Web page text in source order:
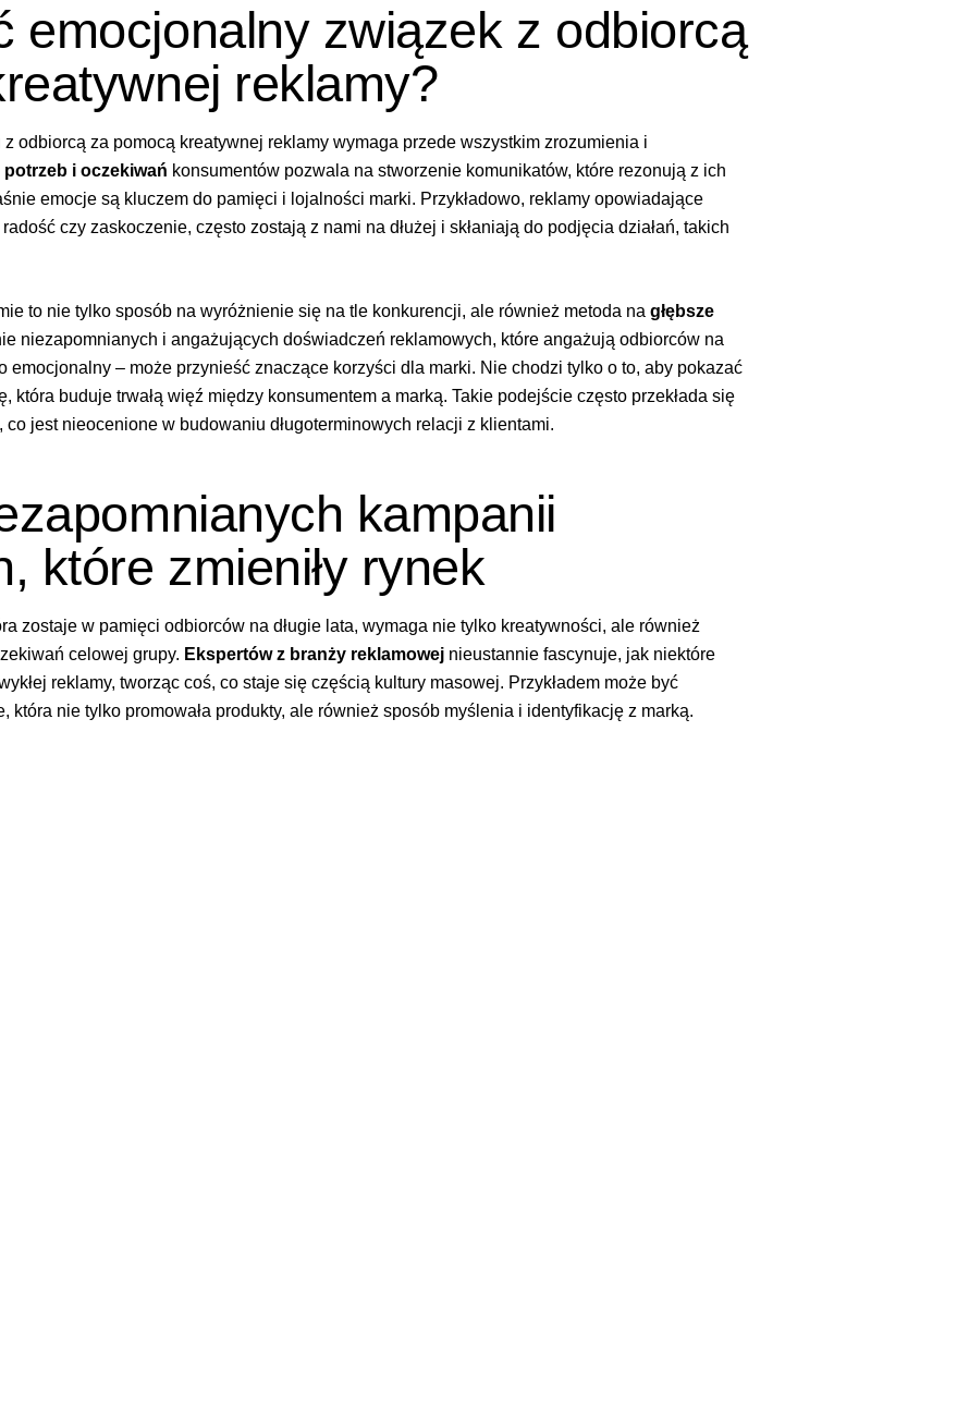
emocjonalny związek z odbiorcą
reklamy?
odbiorcą za pomocą kreatywnej reklamy wymaga przede wszystkim zrozumienia i
i oczekiwań konsumentów pozwala na stworzenie komunikatów, które rezonują z ich
emocje są kluczem do pamięci i lojalności marki. Przykładowo, reklamy opowiadające
czy zaskoczenie, często zostają z nami na dłużej i skłaniają do podjęcia działań, takich
to nie tylko sposób na wyróżnienie się na tle konkurencji, ale również metoda na głębsze
niezapomnianych i angażujących doświadczeń reklamowych, które angażują odbiorców na
– może przynieść znaczące korzyści dla marki. Nie chodzi tylko o to, aby pokazać
która buduje trwałą więź między konsumentem a marką. Takie podejście często przekłada się
jest nieocenione w budowaniu długoterminowych relacji z klientami.
kampanii
które zmieniły rynek
zostaje w pamięci odbiorców na długie lata, wymaga nie tylko kreatywności, ale również
celowej grupy. Ekspertów z branży reklamowej nieustannie fascynuje, jak niektóre
reklamy, tworząc coś, co staje się częścią kultury masowej. Przykładem może być
która nie tylko promowała produkty, ale również sposób myślenia i identyfikację z marką.